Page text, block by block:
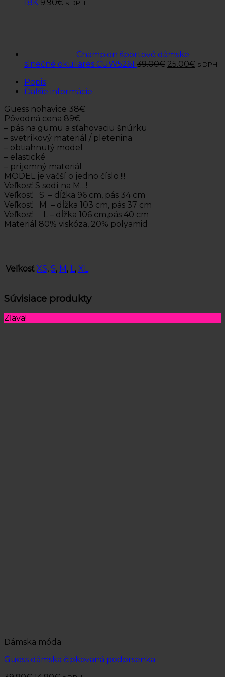
18K 9.90€ s DPH
Champion športové dámske
slnečné okuliares CUW5261 39.00€ 25.00€ s DPH
Popis
Ďalšie informácie
Guess nohavice 38€
Pôvodná cena 89€
– pás na gumu a sťahovaciu šnúrku
– svetríkový materiál / pletenina
– obtiahnutý model
– elastické
– príjemný materiál
MODEL je väčší o jedno číslo !!!
Veľkosť S sedí na M…!
Veľkosť S – dĺžka 96 cm, pás 34 cm
Veľkosť M – dĺžka 103 cm, pás 37 cm
Veľkosť L – dĺžka 106 cm,pás 40 cm
Materiál 80% viskóza, 20% polyamid
Veľkosť XS, S, M, L, XL
Súvisiace produkty
Zľava!
Dámska móda
Guess dámska čipkovaná podprsenka